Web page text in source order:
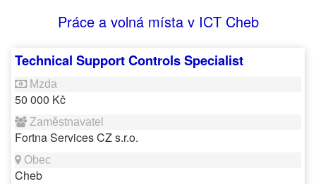
Práce a volná místa v ICT Cheb
Technical Support Controls Specialist
50 000 Kč
Fortna Services CZ s.r.o.
Cheb